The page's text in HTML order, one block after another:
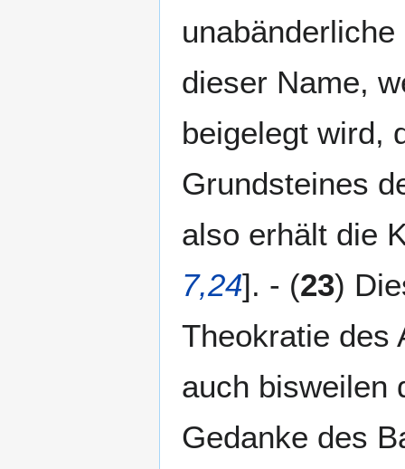
dieser Name,
beigelegt wird,
Grundsteines
also erhält die
7,24]. - (23)
Theokratie des
auch bisweilen
Gedanke des